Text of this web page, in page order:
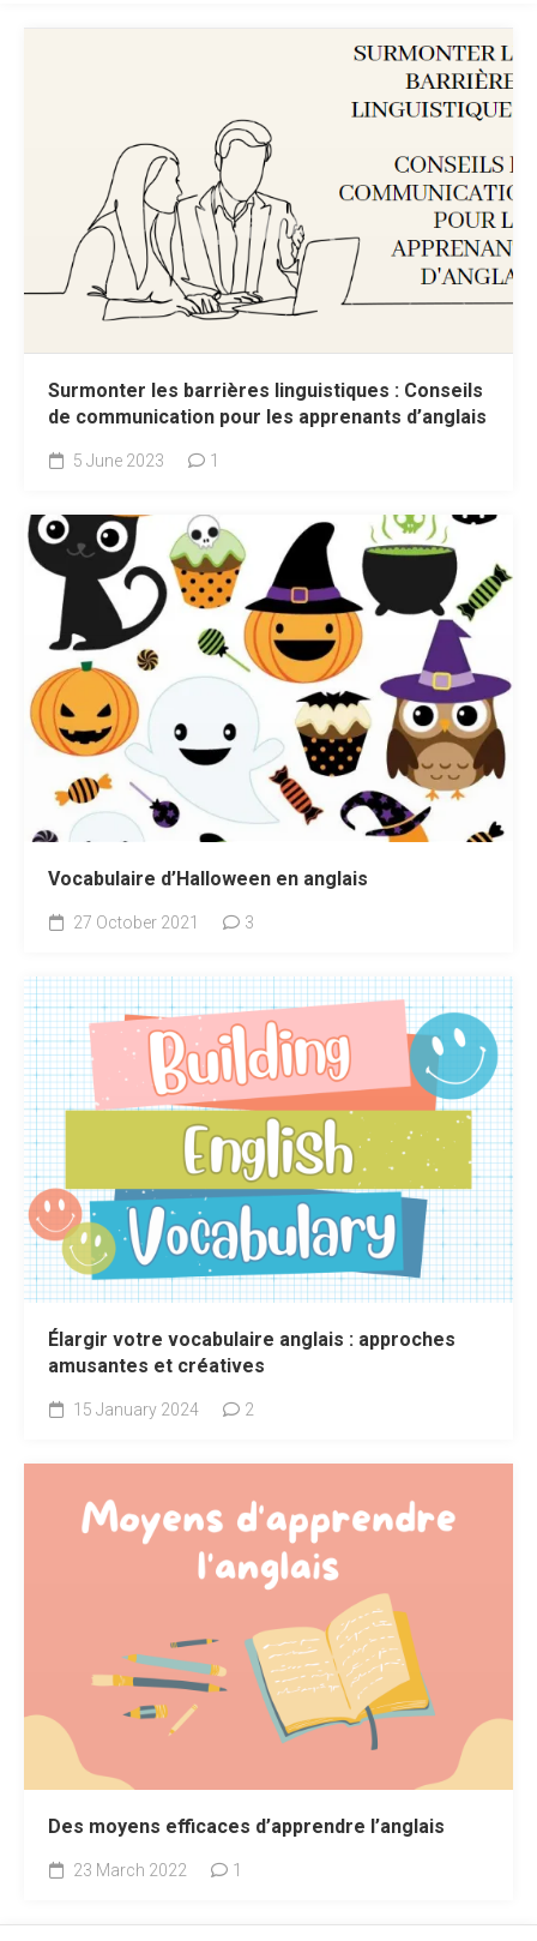
Surmonter les barrières linguistiques : Conseils
de communication pour les apprenants d’anglais
5 June 2023 1
Vocabulaire d’Halloween en anglais
27 October 2021 3
Élargir votre vocabulaire anglais : approches
amusantes et créatives
15 January 2024 2
Des moyens efficaces d’apprendre l’anglais
23 March 2022 1